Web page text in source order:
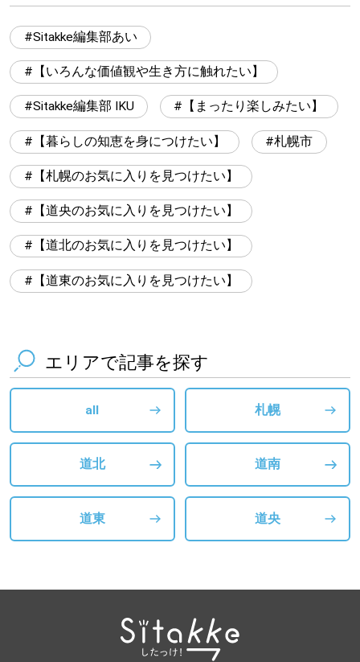
Sitakke編集部あい
【いろんな価値観や生き方に触れたい】
Sitakke編集部 IKU 【まったり楽しみたい】
【暮らしの知恵を身につけたい】 札幌市
【札幌のお気に入りを見つけたい】
【道央のお気に入りを見つけたい】
【道北のお気に入りを見つけたい】
【道東のお気に入りを見つけたい】
エリアで記事を探す
all 札幌
道北 道南
道東 道央